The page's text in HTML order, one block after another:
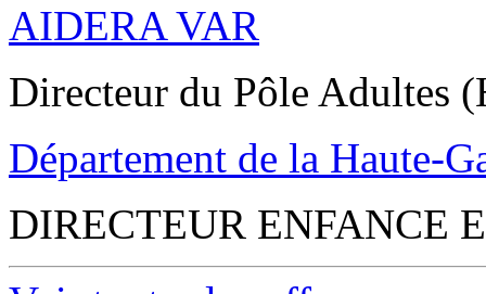
AIDERA VAR
Directeur du Pôle Adultes
Département de la Haute-
DIRECTEUR ENFANCE